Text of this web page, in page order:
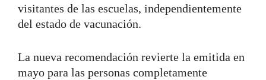
visitantes de las escuelas, independientemente
del estado de vacunación.
La nueva recomendación revierte la emitida en
mayo para las personas completamente